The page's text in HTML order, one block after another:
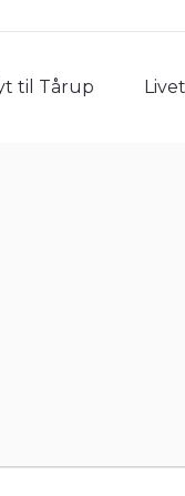
til Tårup
til Tårup